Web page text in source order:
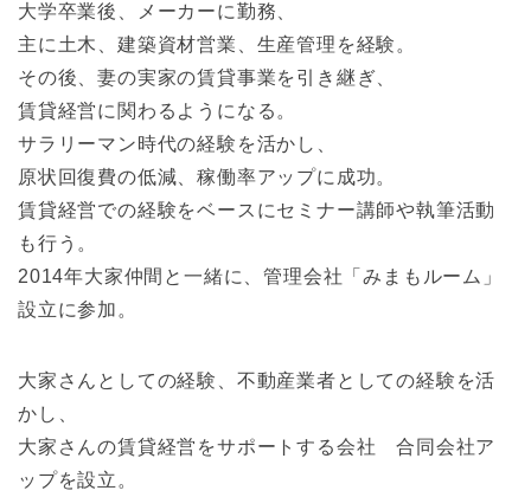
大学卒業後、メーカーに勤務、
主に土木、建築資材営業、生産管理を経験。
その後、妻の実家の賃貸事業を引き継ぎ、
賃貸経営に関わるようになる。
サラリーマン時代の経験を活かし、
原状回復費の低減、稼働率アップに成功。
賃貸経営での経験をベースにセミナー講師や執筆活動
も行う。
2014年大家仲間と一緒に、管理会社「みまもルーム」
設立に参加。
大家さんとしての経験、不動産業者としての経験を活
かし、
大家さんの賃貸経営をサポートする会社 合同会社ア
ップを設立。